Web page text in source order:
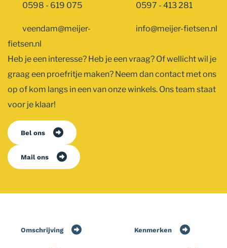
0598 - 619 075
veendam@meijer-
fietsen.nl
0597 - 413 281
info@meijer-fietsen.nl
Heb je een interesse? Heb je een vraag? Of wellicht wil je
graag een proefritje maken? Neem dan contact met ons
op of kom langs in een van onze winkels. Ons team staat
voor je klaar!
Bel ons
Mail ons
Omschrijving Kenmerken